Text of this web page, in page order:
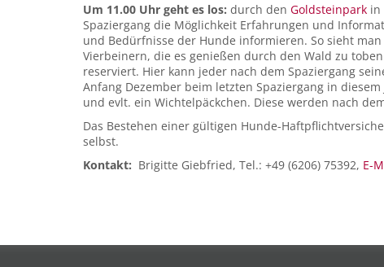
Um 11.00 Uhr geht es los: durch den Goldsteinpark in
Spaziergang die Möglichkeit Erfahrungen und
und Bedürfnisse der Hunde informieren. So sieht
Vierbeinern, die es genießen durch den Wald zu
reserviert. Hier kann jeder nach dem Spaziergang
Anfang Dezember beim letzten Spaziergang in
und evlt. ein Wichtelpäckchen. Diese werden nach
Das Bestehen einer gültigen Hunde-
selbst.
Kontakt: Brigitte Giebfried, Tel.: +49 (6206) 75392, E-